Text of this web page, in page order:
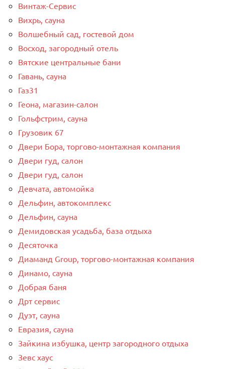
Винтаж-Сервис
Вихрь, сауна
Волшебный сад, гостевой дом
Восход, загородный отель
Вятские центральные бани
Гавань, сауна
Газ31
Геона, магазин-салон
Гольфстрим, сауна
Грузовик 67
Двери Бора, торгово-монтажная компания
Двери гуд, салон
Двери гуд, салон
Девчата, автомойка
Дельфин, автокомплекс
Дельфин, сауна
Демидовская усадьба, база отдыха
Десяточка
Диаманд Group, торгово-монтажная компания
Динамо, сауна
Добрая баня
Дрт сервис
Дуэт, сауна
Евразия, сауна
Зайкина избушка, центр загородного отдыха
Зевс хаус